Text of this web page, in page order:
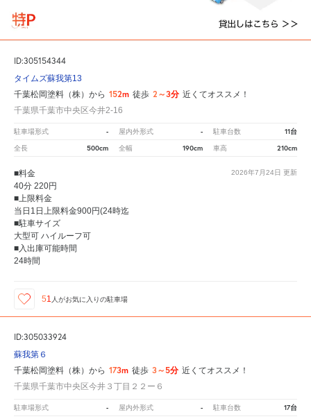
ID:305154344
タイムズ蘇我第13
千葉松岡塗料（株）から 152m 徒歩 2～3分 近くてオススメ！
千葉県千葉市中央区今井2-16
駐車場形式 - 屋内外形式 - 駐車台数 11台
全長 500cm 全幅 190cm 車高 210cm
2026年7月24日 更新
■料金
40分 220円
■上限料金
当日1日上限料金900円(24時迄
■駐車サイズ
大型可 ハイルーフ可
■入出庫可能時間
24時間
51 人がお気に入りの駐車場
ID:305033924
蘇我第６
千葉松岡塗料（株）から 173m 徒歩 3～5分 近くてオススメ！
千葉県千葉市中央区今井３丁目２２ー６
駐車場形式 - 屋内外形式 - 駐車台数 17台